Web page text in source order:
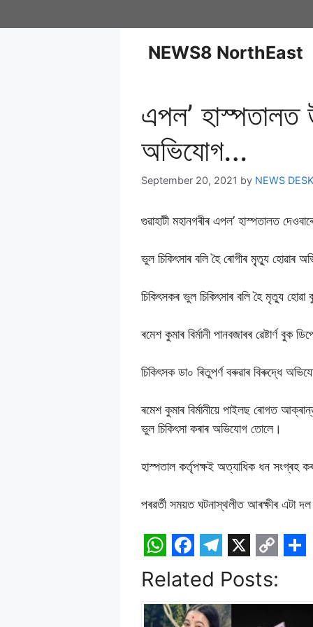
NEWS8 NorthEast
এপল’ হাস্পতালত
অভিযোগ…
September 20, 2021 by NEWS DESK
গুৱাহাটী মহানগৰীৰ এপল’ হাস্পতালত
ভুল চিকিৎসাৰ বলি হৈ ৰোগীৰ মৃ্ত্যু হোৱাৰ
চিকিৎসকৰ ভুল চিকিৎসাৰ বলি হৈ মৃত্যু
ৰমেশ কুমাৰ বিৰ্মানী পানবজাৰৰ ৱেষ্টাৰ্ণ বুক
চিকিৎসক ডা০ ৰিতুপৰ্ণ বৰুৱাৰ বিৰুদ্ধে
ৰমেশ কুমাৰ বিৰ্মানীয়ে পাইলছ ৰোগত
ভুল চিকিৎসা কৰাৰ অভিযোগ তোলে।
হাস্পতাল কৰ্তৃপক্ষই অত্যাধিক ধন সংগ্ৰহ
পৰৱৰ্তী সময়ত ঘটনাস্থলীত আৰক্ষীৰ এটা
W
h
a
F
a
c
T
e
l
X
C
o
p a
Related Posts: